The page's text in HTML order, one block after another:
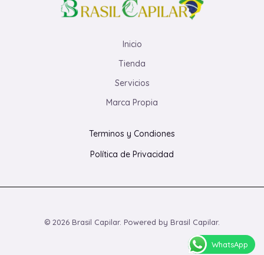
Inicio
Tienda
Servicios
Marca Propia
Terminos y Condiones
Política de Privacidad
© 2026 Brasil Capilar. Powered by Brasil Capilar.
WhatsApp